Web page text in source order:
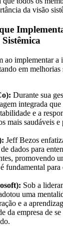
da visão
ao implementar a
em
Durante sua
integrada
e a
mais saudáveis e
Jeff Bezos
dados para
promovendo
fundamental para
Sob a
uma
e a
da empresa de